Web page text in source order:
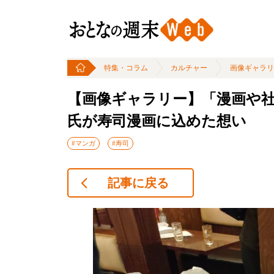
特集・コラム カルチャー 画像ギャラ
【画像ギャラリー】「漫画
氏が寿司漫画に込めた想い
#マンガ #寿司
記事に戻る